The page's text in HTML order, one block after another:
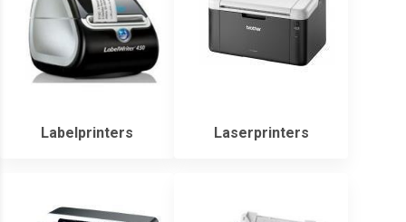
Labelprinters Laserprinters